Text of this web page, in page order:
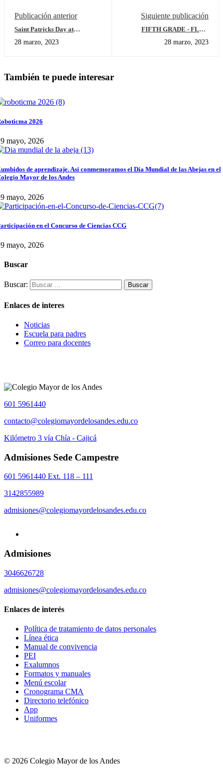
Publicación anterior
Saint Patricks Day at
28 marzo, 2023
Siguiente publicación
FIFTH GRADE - FLAG
28 marzo, 2023
También te puede interesar
2026
mayo, 2026
de aprendizaje. Así conmemoramos el Día Mundial de las Abejas en el
Mayor de los Andes
mayo, 2026
en el Concurso de Ciencias CCG
mayo, 2026
Buscar
Buscar:
Enlaces de interes
Noticias
Escuela para padres
Correo para docentes
601 5961440
contacto@colegiomayordelosandes.edu.co
Kilómetro 3 vía Chía - Cajicá
Admisiones Sede Campestre
601 5961440 Ext. 118 – 111
3142855989
admisiones@colegiomayordelosandes.edu.co
Admisiones
3046626728
admisiones@colegiomayordelosandes.edu.co
Enlaces de interés
Política de tratamiento de datos personales
Línea ética
Manual de convivencia
PEI
Exalumnos
Formatos y manuales
Menú escolar
Cronograma CMA
Directorio telefónico
App
Uniformes
© 2026 Colegio Mayor de los Andes